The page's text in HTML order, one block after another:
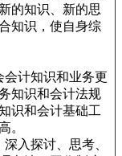
的知识、新的思
知识，使自身综
计知识和业务更
知识和会计法规
识和会计基础工
。
入探讨、思考、